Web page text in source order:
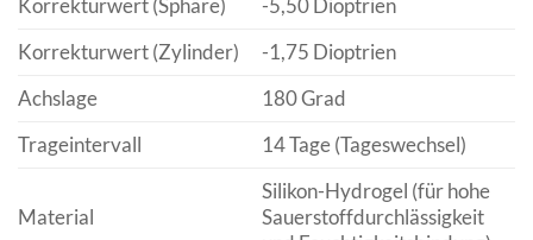
Korrekturwert (Zylinder)
-1,75 Dioptrien
Achslage
180 Grad
Trageintervall
14 Tage (Tageswechsel)
Material
Silikon-Hydrogel (für hohe
Sauerstoffdurchlässigkeit